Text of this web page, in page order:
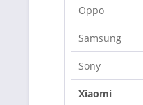
Oppo
Samsung
Sony
Xiaomi